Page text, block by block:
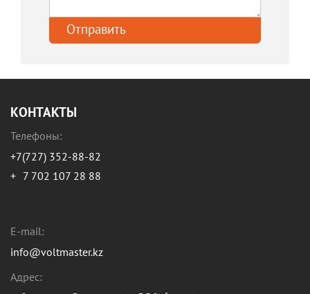
КОНТАКТЫ
Телефоны:
+7(727) 352-88-82
+ 7 702 107 28 88
E-mail:
info@voltmaster.kz
Адрес: